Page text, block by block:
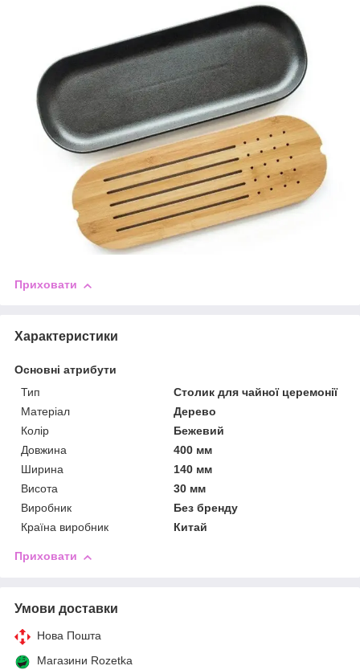
Приховати
Характеристики
Основні атрибути
Тип
Столик для чайної церемонії
Матеріал
Дерево
Колір
Бежевий
Довжина
400 мм
Ширина
140 мм
Висота
30 мм
Виробник
Без бренду
Країна виробник
Китай
Приховати
Умови доставки
Нова Пошта
Магазини Rozetka